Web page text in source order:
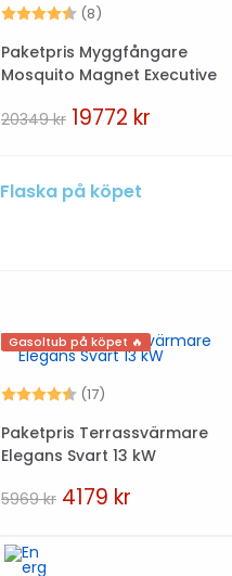
Betyg: (8)
Paketpris Myggfångare
Mosquito Magnet Executive
20349kr 19772 kr
Flaska på köpet
Gasoltub på köpet 🔥
Betyg: (17)
Paketpris Terrassvärmare
Elegans Svart 13 kW
5969kr 4179 kr